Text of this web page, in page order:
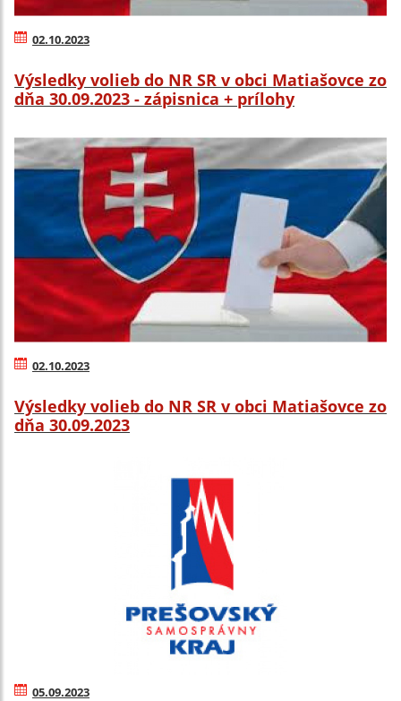
02.10.2023
Výsledky volieb do NR SR v obci Matiašovce zo
dňa 30.09.2023 - zápisnica + prílohy
02.10.2023
Výsledky volieb do NR SR v obci Matiašovce zo
dňa 30.09.2023
05.09.2023